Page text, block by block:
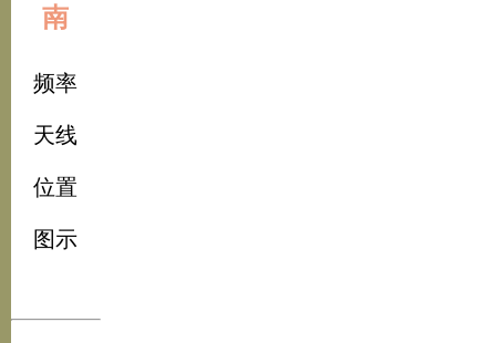
南
频率
天线
位置
图示